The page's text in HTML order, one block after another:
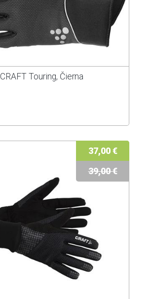
CRAFT Touring, Čierna
37,00 €
39,00 €